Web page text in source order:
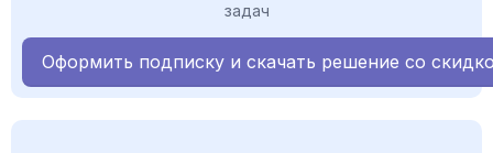
задач
Оформить подписку и скачать решение со